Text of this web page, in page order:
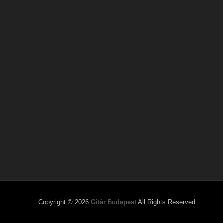
Copyright © 2026 Gitár Budapest All Rights Reserved.